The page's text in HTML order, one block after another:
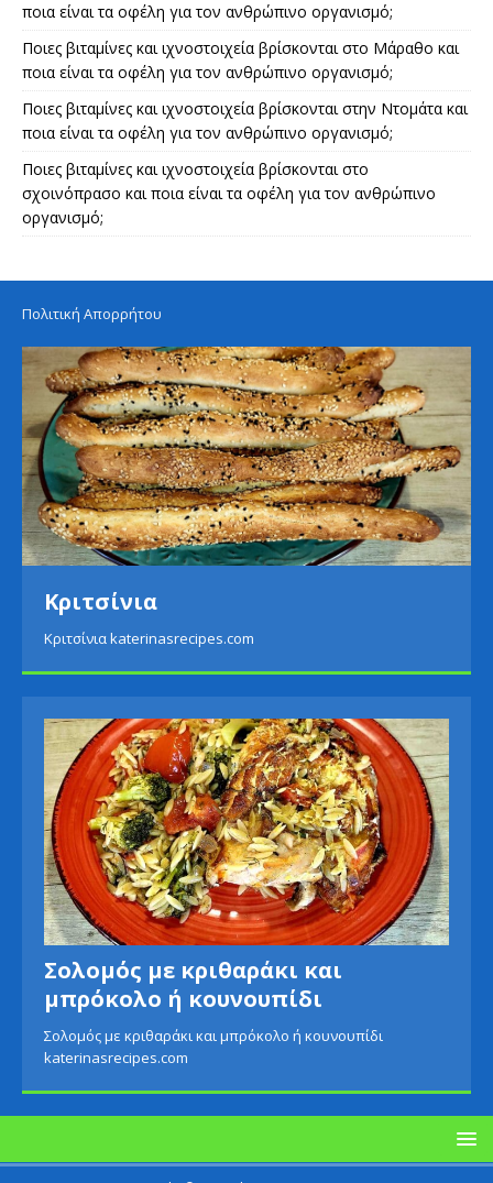
ποια είναι τα οφέλη για τον ανθρώπινο οργανισμό;
Ποιες βιταμίνες και ιχνοστοιχεία βρίσκονται στο Μάραθο και
ποια είναι τα οφέλη για τον ανθρώπινο οργανισμό;
Ποιες βιταμίνες και ιχνοστοιχεία βρίσκονται στην Ντομάτα και
ποια είναι τα οφέλη για τον ανθρώπινο οργανισμό;
Ποιες βιταμίνες και ιχνοστοιχεία βρίσκονται στο
σχοινόπρασο και ποια είναι τα οφέλη για τον ανθρώπινο
οργανισμό;
Πολιτική Απορρήτου
Πατάτες με σαλάτα αβοκάντο
Πατάτες με σαλάτα αβοκάντο katerinasrecipes.com
Σολομός με κριθαράκι και
μπρόκολο ή κουνουπίδι
katerinasrecipes.com
Copyright © 2021 - katerinasrecipes.com